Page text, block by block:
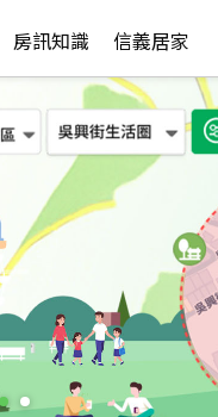
房訊知識 信義居家